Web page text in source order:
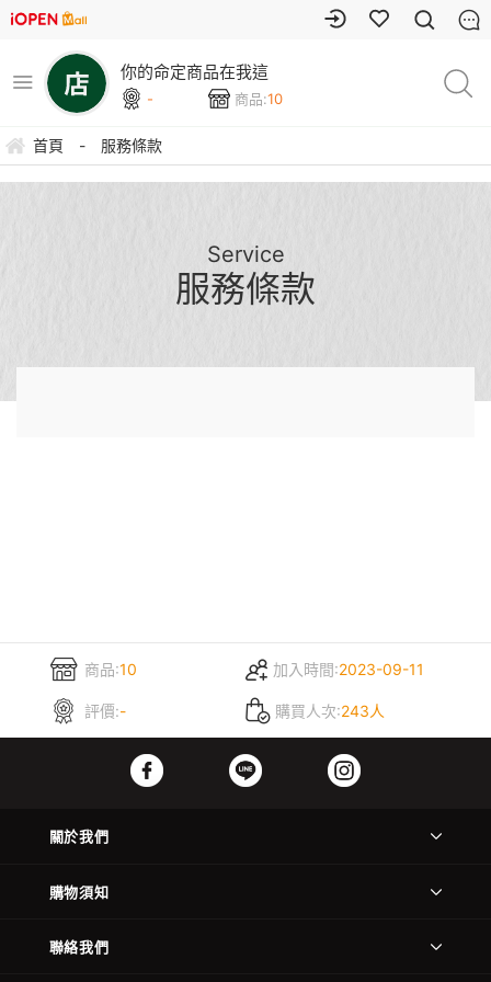
你的命定商品在我這
- 商品:10
首頁 - 服務條款
Service
服務條款
商品:10 加入時間:2023-09-11
評價:- 購買人次:243人
關於我們
購物須知
聯絡我們